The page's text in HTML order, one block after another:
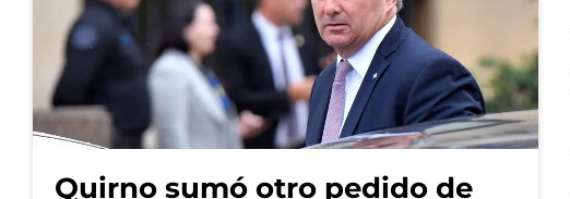
Quirno sumó otro pedido de